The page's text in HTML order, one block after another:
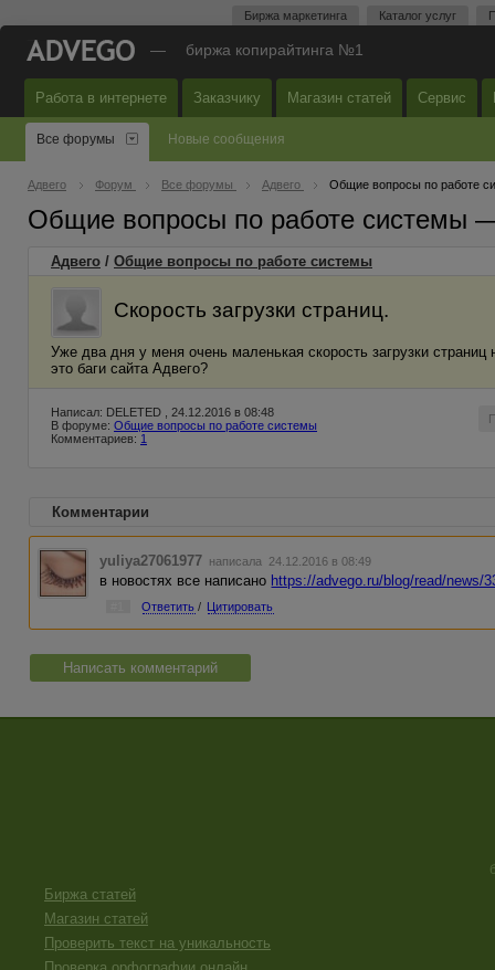
Биржа маркетинга Каталог услуг
— биржа копирайтинга №1
Работа в интернете Заказчику Магазин статей Сервис
Все форумы Новые сообщения
Адвего Форум Все форумы Адвего Общие вопросы по работе
Общие вопросы по работе системы
Адвего / Общие вопросы по работе системы
Скорость загрузки страниц.
Уже два дня у меня очень маленькая скорость загрузки
это баги сайта Адвего?
Написал: DELETED , 24.12.2016 в 08:48
В форуме: Общие вопросы по работе системы
Комментариев: 1
Комментарии
yuliya27061977 написала 24.12.2016 в 08:49
в новостях все написано https://advego.ru/blog/read/news/
Ответить / Цитировать
Написать комментарий
Биржа статей
Магазин статей
Проверить текст на уникальность